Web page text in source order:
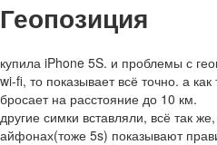
Геопозиция
купила iPhone 5S. и проблемы с
wi-fi, то показывает всё точно. а
бросает на расстояние до 10 км.
другие симки вставляли, всё так
айфонах(тоже 5s) показывают